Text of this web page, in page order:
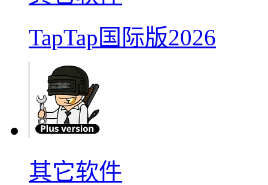
TapTap国际版2026
其它软件